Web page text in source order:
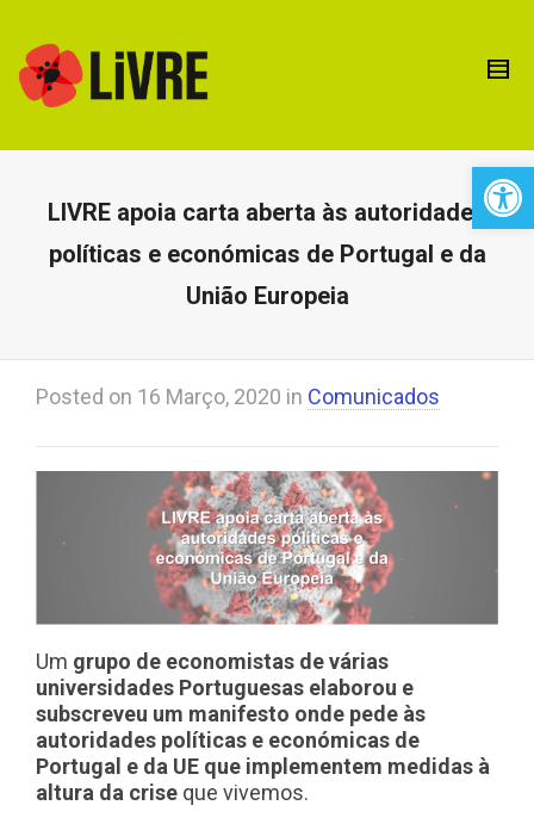
LIVRE apoia carta aberta às autoridades
políticas e económicas de Portugal e da
União Europeia
Posted on 16 Março, 2020 in Comunicados
Um grupo de economistas de várias
universidades Portuguesas elaborou e
subscreveu um manifesto onde pede às
autoridades políticas e económicas de
Portugal e da UE que implementem medidas à
altura da crise que vivemos.